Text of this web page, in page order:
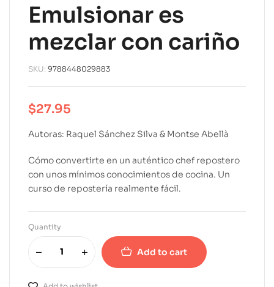
Emulsionar es
mezclar con cariño
SKU: 9788448029883
$27.95
Autoras: Raquel Sánchez Silva & Montse Abellà
Cómo convertirte en un auténtico chef repostero
con unos mínimos conocimientos de cocina. Un
curso de repostería realmente fácil.
Quantity
Add to cart
A
l